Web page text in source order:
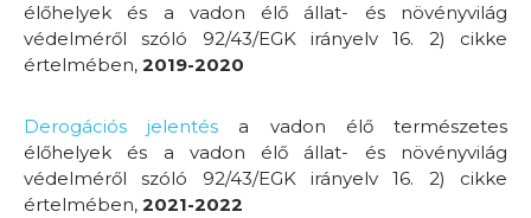
élőhelyek és a vadon élő állat- és növényvilág
védelméről szóló 92/43/EGK irányelv 16. 2) cikke
értelmében, 2019-2020
Derogációs jelentés a vadon élő természetes
élőhelyek és a vadon élő állat- és növényvilág
védelméről szóló 92/43/EGK irányelv 16. 2) cikke
értelmében, 2021-2022